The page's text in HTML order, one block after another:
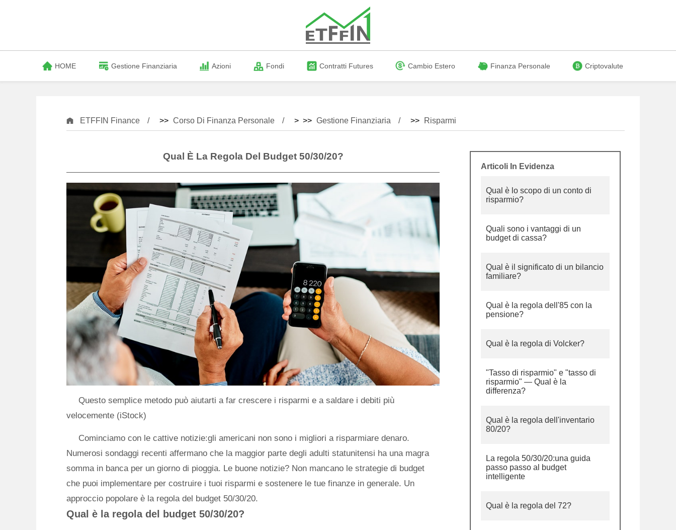
HOME Gestione Finanziaria Azioni Fondi Contratti Futures Cambio Estero Finanza Personale Criptovalute
ETFFIN Finance >> Corso Di Finanza Personale > >> Gestione Finanziaria >> Risparmi
Qual È La Regola Del Budget 50/30/20?
Questo semplice metodo può aiutarti a far crescere i risparmi e a saldare i debiti più
velocemente (iStock)
Cominciamo con le cattive notizie:gli americani non sono i migliori a risparmiare denaro.
Numerosi sondaggi recenti affermano che la maggior parte degli adulti statunitensi ha una magra
somma in banca per un giorno di pioggia. Le buone notizie? Non mancano le strategie di budget
che puoi implementare per costruire i tuoi risparmi e sostenere le tue finanze in generale. Un
approccio popolare è la regola del budget 50/30/20.
Qual è la regola del budget 50/30/20?
Articoli In Evidenza
Qual è lo scopo di un conto di
risparmio?
Quali sono i vantaggi di un
budget di cassa?
Qual è il significato di un bilancio
familiare?
Qual è la regola dell'85 con la
pensione?
Qual è la regola di Volcker?
"Tasso di risparmio" e "tasso di
risparmio" — Qual è la
differenza?
Qual è la regola dell'inventario
80/20?
La regola 50/30/20:una guida
passo passo al budget
intelligente
Qual è la regola del 72?